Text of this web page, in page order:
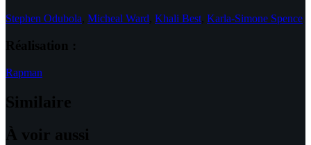
Stephen Odubola Micheal Ward Khali Best Karla-Simone Spence
Réalisation :
Rapman
Similaire
À voir aussi